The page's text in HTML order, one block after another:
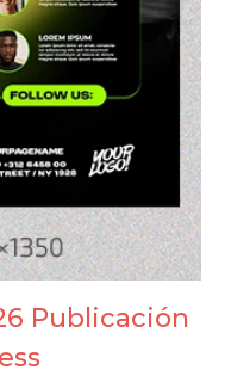
Publicación